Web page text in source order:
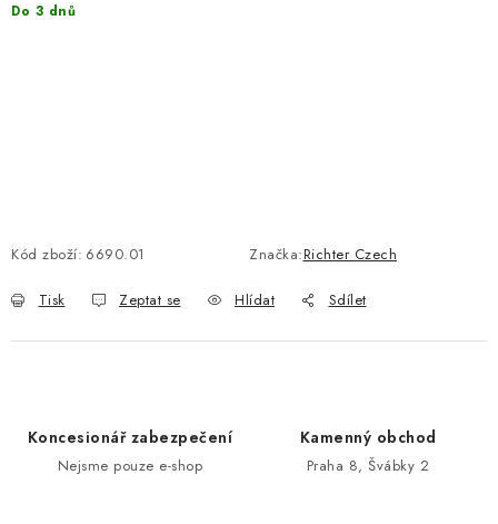
Bezpečnostní třídy - PYRAMIDA BEZPEČNOSTI
Zabezpečení domů
Obchodní podmínky
Kontakty O nás
Naše výhody
Bezpečnostní třídy
Do 3 dnů
Kód zboží: 6690.01 Značka:Richter Czech
Tisk Zeptat se Hlídat Sdílet
Koncesionář zabezpečení
Nejsme pouze e-shop
Kamenný obchod
Praha 8, Švábky 2